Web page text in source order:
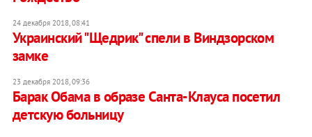
24 декабря 2018, 08:41
Украинский "Щедрик" спели в Виндзорском
замке
23 декабря 2018, 09:36
Барак Обама в образе Санта-Клауса посетил
детскую больницу